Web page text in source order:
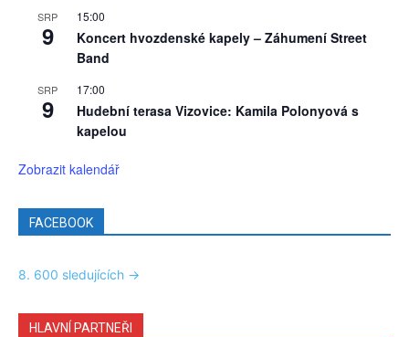
SRP
9
15:00
Koncert hvozdenské kapely – Záhumení Street
Band
SRP
9
17:00
Hudební terasa Vizovice: Kamila Polonyová s
kapelou
Zobrazit kalendář
FACEBOOK
8. 600 sledujících ->
HLAVNÍ PARTNEŘI